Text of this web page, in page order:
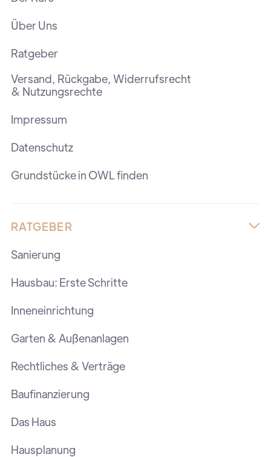
Über Uns
Ratgeber
Versand, Rückgabe, Widerrufsrecht
& Nutzungsrechte
Impressum
Datenschutz
Grundstücke in OWL finden
RATGEBER 
Sanierung
Hausbau: Erste Schritte
Inneneinrichtung
Garten & Außenanlagen
Rechtliches & Verträge
Baufinanzierung
Das Haus
Hausplanung